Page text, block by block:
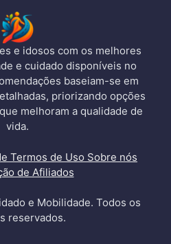
e idosos com os melhores
e cuidado disponíveis no
baseiam-se em
priorizando opções
melhoram a qualidade de
vida.
Termos de Uso Sobre nós
de Afiliados
e Mobilidade. Todos os
reservados.